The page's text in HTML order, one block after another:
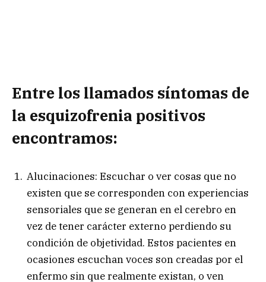
Entre los llamados síntomas de
la esquizofrenia positivos
encontramos:
Alucinaciones: Escuchar o ver cosas que no
existen que se corresponden con experiencias
sensoriales que se generan en el cerebro en
vez de tener carácter externo perdiendo su
condición de objetividad. Estos pacientes en
ocasiones escuchan voces son creadas por el
enfermo sin que realmente existan, o ven